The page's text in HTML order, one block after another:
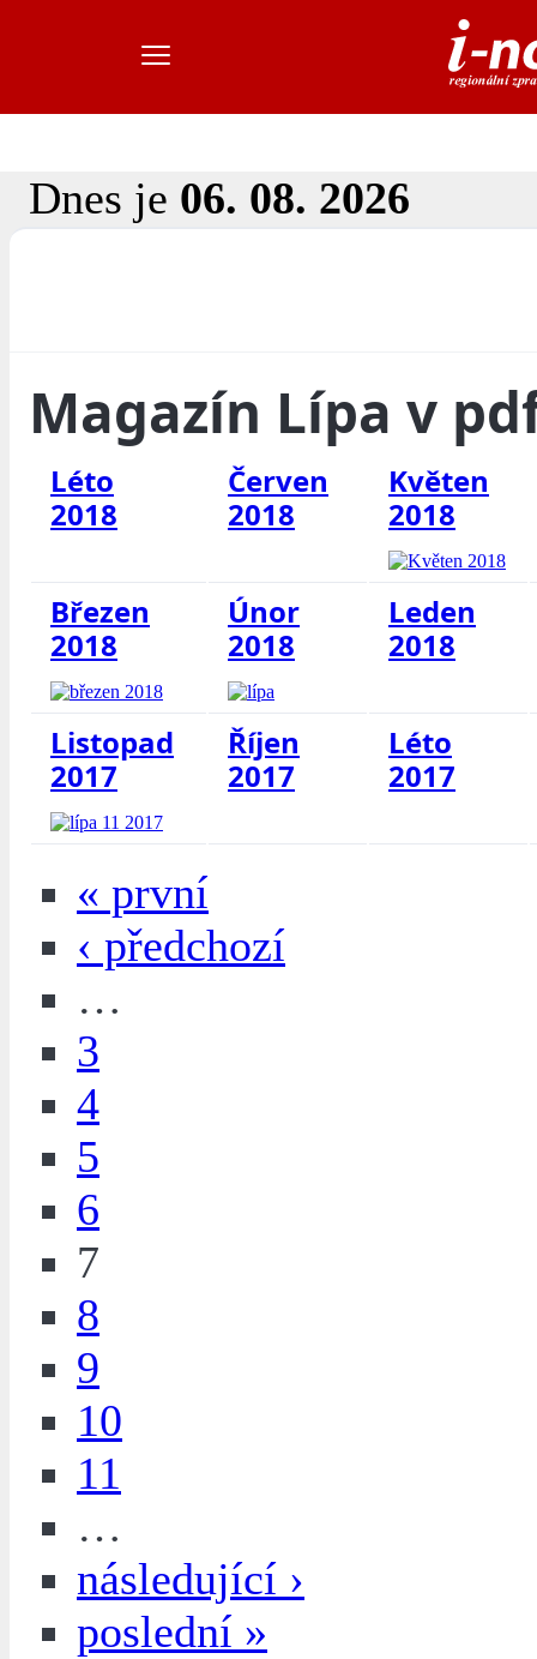
Dnes je 06. 08. 2026
Magazín Lípa v
Léto
2018
Červen
2018
Květen
2018
Březen
2018
Únor
2018
Leden
2018
Listopad
2017
Říjen
2017
Léto
2017
« první
‹ předchozí
…
3
4
5
6
7
8
9
10
11
…
následující ›
poslední »